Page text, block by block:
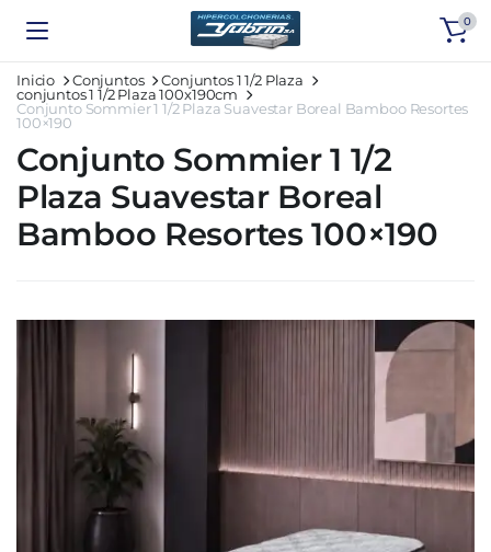
0
Inicio Conjuntos
Conjuntos 1 1/2 Plaza
conjuntos 1 1/2 Plaza 100x190cm
Conjunto Sommier 1 1/2 Plaza Suavestar Boreal Bamboo Resortes
100×190
Conjunto Sommier 1 1/2
Plaza Suavestar Boreal
Bamboo Resortes 100×190